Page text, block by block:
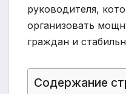
руководителя,
организовать
граждан и
Содержание